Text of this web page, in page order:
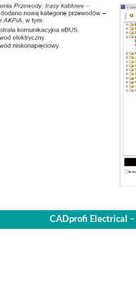
CADprofi Electrical